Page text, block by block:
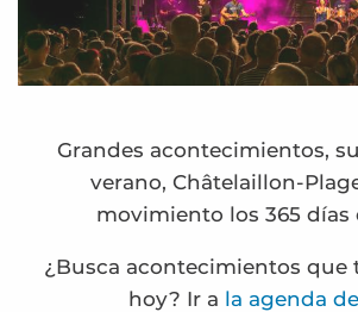
Citas
Su estancia - ES
Calendario – ES
Grandes acontecimientos,
verano, Châtelaillon-
movimiento los 365 días
¿Busca acontecimientos que
hoy? Ir a la agenda